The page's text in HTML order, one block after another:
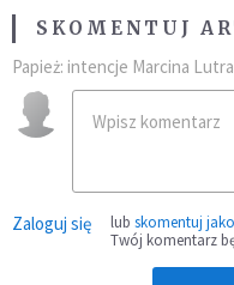
SKOMENTUJ
Papież: intencje Marcina
Zaloguj się lub skomentuj
Twój komentarz